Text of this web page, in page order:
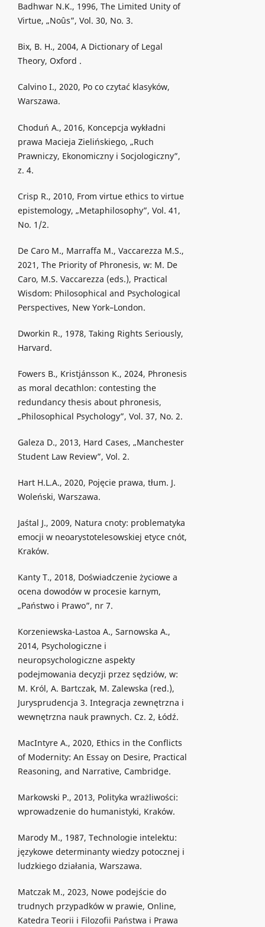
Badhwar N.K., 1996, The Limited Unity of
Virtue, „Noûs”, Vol. 30, No. 3.
Bix, B. H., 2004, A Dictionary of Legal
Theory, Oxford .
Calvino I., 2020, Po co czytać klasyków,
Warszawa.
Choduń A., 2016, Koncepcja wykładni
prawa Macieja Zielińskiego, „Ruch
Prawniczy, Ekonomiczny i Socjologiczny”,
z. 4.
Crisp R., 2010, From virtue ethics to virtue
epistemology, „Metaphilosophy”, Vol. 41,
No. 1/2.
De Caro M., Marraffa M., Vaccarezza M.S.,
2021, The Priority of Phronesis, w: M. De
Caro, M.S. Vaccarezza (eds.), Practical
Wisdom: Philosophical and Psychological
Perspectives, New York–London.
Dworkin R., 1978, Taking Rights Seriously,
Harvard.
Fowers B., Kristjánsson K., 2024, Phronesis
as moral decathlon: contesting the
redundancy thesis about phronesis,
„Philosophical Psychology”, Vol. 37, No. 2.
Galeza D., 2013, Hard Cases, „Manchester
Student Law Review”, Vol. 2.
Hart H.L.A., 2020, Pojęcie prawa, tłum. J.
Woleński, Warszawa.
Jaśtal J., 2009, Natura cnoty: problematyka
emocji w neoarystotelesowskiej etyce cnót,
Kraków.
Kanty T., 2018, Doświadczenie życiowe a
ocena dowodów w procesie karnym,
„Państwo i Prawo”, nr 7.
Korzeniewska-Lastoa A., Sarnowska A.,
2014, Psychologiczne i
neuropsychologiczne aspekty
podejmowania decyzji przez sędziów, w:
M. Król, A. Bartczak, M. Zalewska (red.),
Jurysprudencja 3. Integracja zewnętrzna i
wewnętrzna nauk prawnych. Cz. 2, Łódź.
MacIntyre A., 2020, Ethics in the Conflicts
of Modernity: An Essay on Desire, Practical
Reasoning, and Narrative, Cambridge.
Markowski P., 2013, Polityka wrażliwości:
wprowadzenie do humanistyki, Kraków.
Marody M., 1987, Technologie intelektu:
językowe determinanty wiedzy potocznej i
ludzkiego działania, Warszawa.
Matczak M., 2023, Nowe podejście do
trudnych przypadków w prawie, Online,
Katedra Teorii i Filozofii Państwa i Prawa